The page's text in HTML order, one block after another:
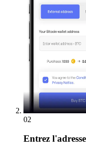
02
Entrez